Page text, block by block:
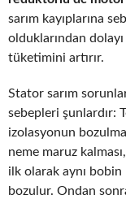
sarım kayıplarına
olduklarından
tüketimini artırır.
Stator sarım
sebepleri şunlardır:
izolasyonun
neme maruz
ilk olarak aynı
bozulur. Ondan